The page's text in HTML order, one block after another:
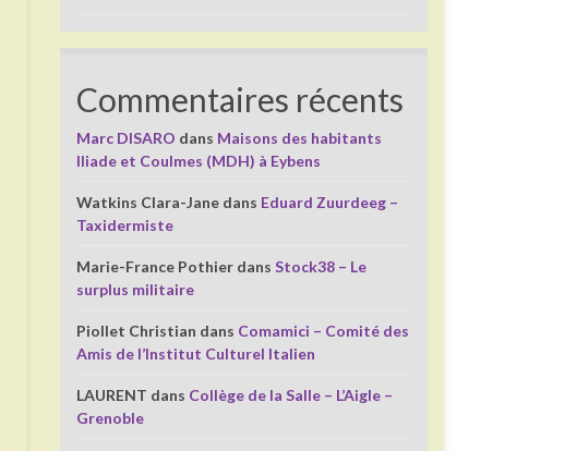
Commentaires récents
Marc DISARO dans Maisons des habitants
Iliade et Coulmes (MDH) à Eybens
Watkins Clara-Jane dans Eduard Zuurdeeg –
Taxidermiste
Marie-France Pothier dansStock38 – Le
surplus militaire
Piollet Christian dans Comamici – Comité des
Amis de l’Institut Culturel Italien
LAURENT dans Collège de la Salle – L’Aigle –
Grenoble